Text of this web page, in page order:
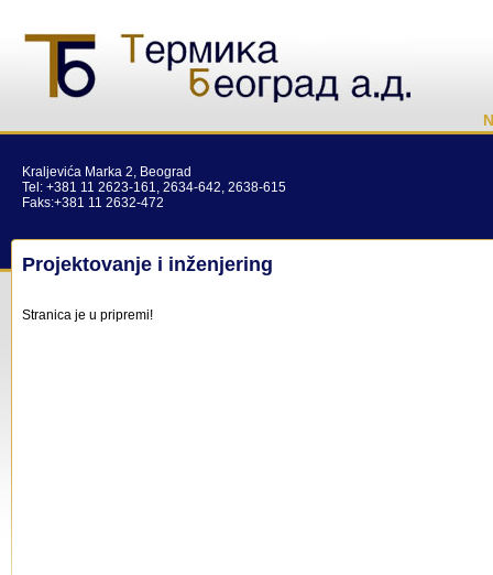
Kraljevića Marka 2, Beograd
Tel: +381 11 2623-161, 2634-642, 2638-615
Faks:+381 11 2632-472
Projektovanje i inženjering
Stranica je u pripremi!